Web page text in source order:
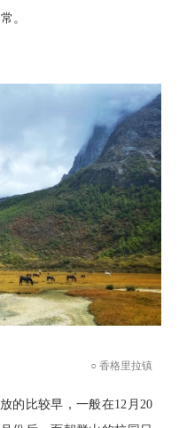
。
○ 香格里拉镇
的比较早，一般在12月20